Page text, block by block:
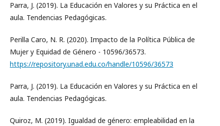
Parra, J. (2019). La Educación en Valores y su Práctica en el
aula. Tendencias Pedagógicas.
Perilla Caro, N. R. (2020). Impacto de la Política Pública de
Mujer y Equidad de Género - 10596/36573.
https://repository.unad.edu.co/handle/10596/36573
Parra, J. (2019). La Educación en Valores y su Práctica en el
aula. Tendencias Pedagógicas.
Quiroz, M. (2019). Igualdad de género: empleabilidad en la